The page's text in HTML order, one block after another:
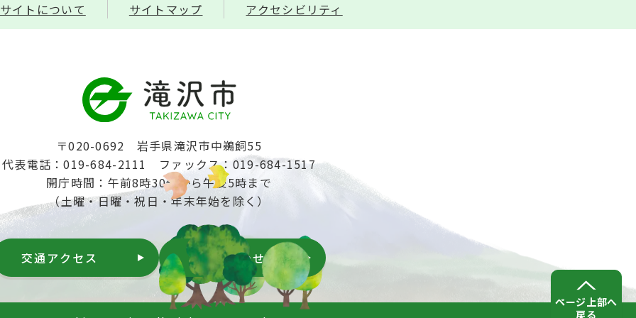
イトについて サイトマップ アクセシビリティ
〒020-0692 岩手県滝沢市中鵜飼55
代表電話：019-684-2111 ファックス：019-684-1517
開庁時間：午前8時30分から午後5時まで
（土曜・日曜・祝日・年末年始を除く）
交通アクセス お問い合わせ
ページ上部へ
戻る